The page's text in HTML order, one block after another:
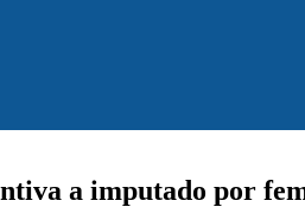
a imputado por